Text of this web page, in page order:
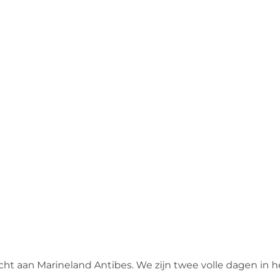
aan Marineland Antibes. We zijn twee volle dagen in